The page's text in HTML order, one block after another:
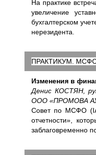
На практике
увеличение
бухгалтерском
нерезидента.
ПРАКТИКУМ.
Изменения в
Денис КОСТЯН,
ООО «ПРОМОВА
Совет по МСФО
отчетности»,
заблаговременно